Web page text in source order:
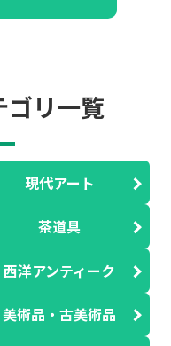
ゴリ一覧
現代アート
茶道具
西洋アンティーク
美術品・古美術品